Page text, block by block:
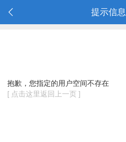
提示信息
抱歉，您指定的用户空间不存在
[ 点击这里返回上一页 ]